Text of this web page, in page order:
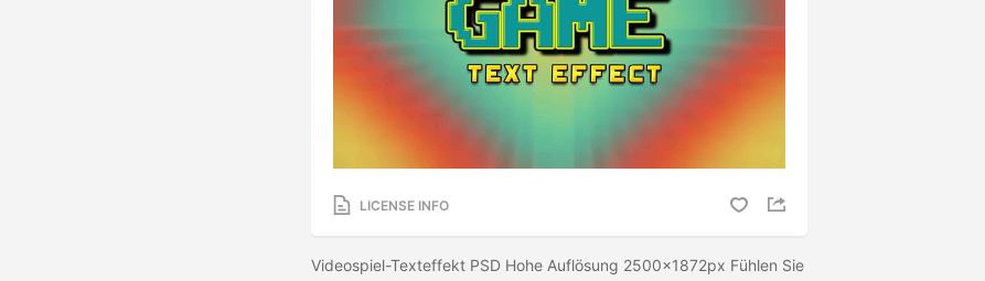
LICENSE INFO
Videospiel-Texteffekt PSD Hohe Auflösung 2500x1872px Fühlen Sie